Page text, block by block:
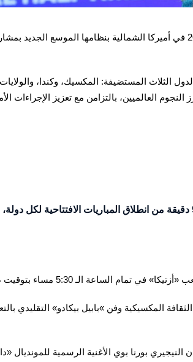
الثلاث المستضيفة: المكسيك، وكندا،
العالميين، بالتزامن مع تعزيز الإجراءات
المكسيكية وفن »بابيل بيكادو» التقليدي
النيجيري بورنا بوي الأغنية الرسمية للمونديال